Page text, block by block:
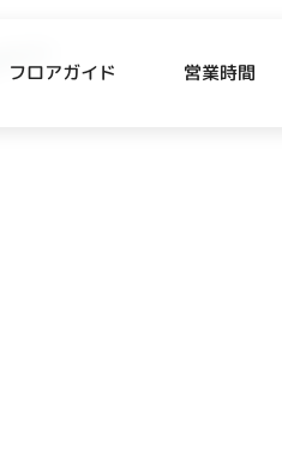
フロアガイド 営業時間